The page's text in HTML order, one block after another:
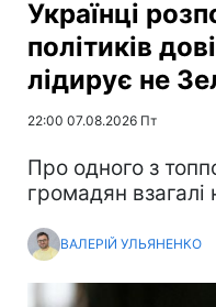
Українці
політиків
лідирує не
22:00 07.08.2026 Пт
Про одного з
громадян взагалі
ВАЛЕРІЙ УЛЬЯНЕНКО